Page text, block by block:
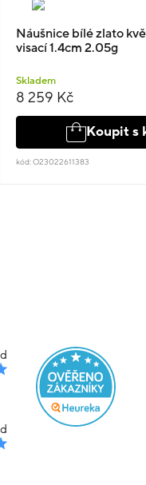
Náušnice bílé zlato
visací 1.4cm 2.05g
Skladem
8 259 Kč
Koupit s
kód: O23022611383